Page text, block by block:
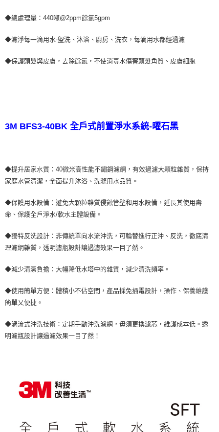
◆總處理量：440噸@2ppm餘氯5gpm
◆濾淨每一滴用水-盥洗、沐浴、廚房、洗衣，每滴用水都經過濾
◆保護頭髮與皮膚，去除餘氯，不使消毒水傷害頭髮角質、皮膚細胞
3M BFS3-40BK 全戶式前置淨水系統-曜石黑
◆提升居家水質：40微米高性能不鏽鋼濾網，有效過濾大顆粒雜質，保持
家庭水管清潔，全面提升沐浴、洗滌用水品質。
◆保護用水設備：避免大顆粒雜質侵蝕管壁和用水設備，延長其使用壽
命、保護全戶淨水/軟水主體設備。
◆獨特反洗設計：非傳統單向水流沖洗，可輪替進行正沖、反洗，徹底清
理濾網雜質，透明濾瓶設計讓過濾效果一目了然。
◆減少清潔負擔：大幅降低水塔中的雜質，減少清洗頻率。
◆使用簡單方便：體積小不佔空間，產品採免插電設計，操作、保養維護
簡單又便捷。
◆渦流式沖洗技術：定期手動沖洗濾網，毋須更換濾芯，維護成本低。透
明濾瓶設計讓過濾效果一目了然！